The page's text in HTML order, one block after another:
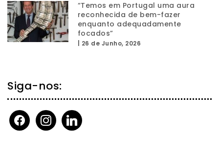
“Temos em Portugal uma aura
reconhecida de bem-fazer
enquanto adequadamente
focados”
26 de Junho, 2026
Siga-nos:
facebookinstagramlinkedin